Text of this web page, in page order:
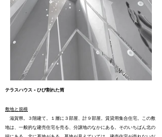
テラスハウス - ひび割れた筒
敷地と規模
滋賀県。３階建て。１層に３部屋、計９部屋。賃貸用集合住宅。この敷
地は、一般的な建売住宅を売る、分譲地のなかにある。そのいちばん北の